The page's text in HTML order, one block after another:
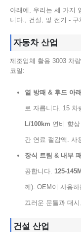
아래에, 우리는 세 가지
니다., 건설, 및 전기 -
자동차 산업
제조업체 활용 3003 차
코일:
열 방패 & 후드 아
로 자릅니다. 15 차
L/100km 연비 향
간 연료 절감액. 사
장식 트림 & 내부
공합니다. 125-
께). OEM이 사용
끄러운 문틀과 대
건설 산업